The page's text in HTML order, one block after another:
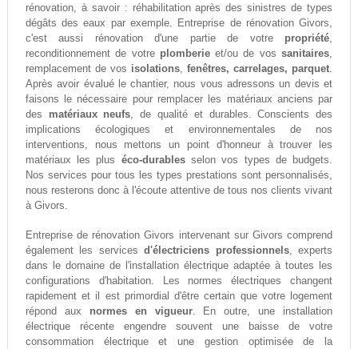
rénovation, à savoir : réhabilitation après des sinistres de types
dégâts des eaux par exemple. Entreprise de rénovation Givors,
c'est aussi rénovation d'une partie de votre propriété,
reconditionnement de votre plomberieet/ou de vossanitaires,
remplacement de vos isolations,fenêtres, carrelages, parquet.
Après avoir évalué le chantier, nous vous adressons un devis et
faisons le nécessaire pour remplacer les matériaux anciens par
des matériaux neufs, de qualité et durables. Conscients des
implications écologiques et environnementales de nos
interventions, nous mettons un point d'honneur à trouver les
matériaux les plus éco-durablesselon vos types de budgets.
Nos services pour tous les types prestations sont personnalisés,
nous resterons donc à l'écoute attentive de tous nos clients vivant
à Givors.
Entreprise de rénovation Givors intervenant sur Givors comprend
également les servicesd'électriciens professionnels, experts
dans le domaine de l'installation électrique adaptée à toutes les
configurations d'habitation. Les normes électriques changent
rapidement et il est primordial d'être certain que votre logement
répond aux normes en vigueur. En outre, une installation
électrique récente engendre souvent une baisse de votre
consommation électrique et une gestion optimisée de la